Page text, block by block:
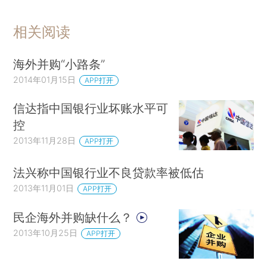
相关阅读
海外并购“小路条”
2014年01月15日 APP打开
信达指中国银行业坏账水平可
控
2013年11月28日 APP打开
法兴称中国银行业不良贷款率被低估
2013年11月01日 APP打开
民企海外并购缺什么？
2013年10月25日 APP打开